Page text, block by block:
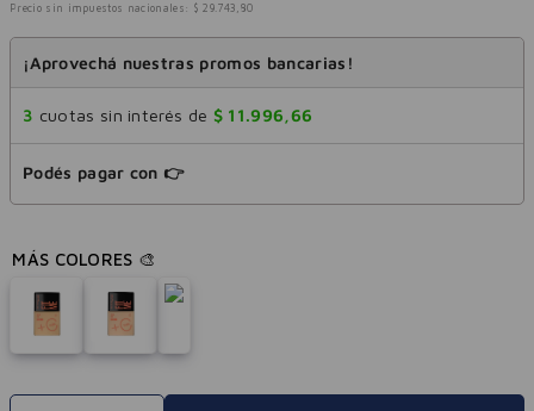
Precio sin impuestos nacionales: $ 29.743 , 80
¡Aprovechá nuestras promos bancarias!
3 cuotas sin interés de $ 11.996,66
Podés pagar con 👉